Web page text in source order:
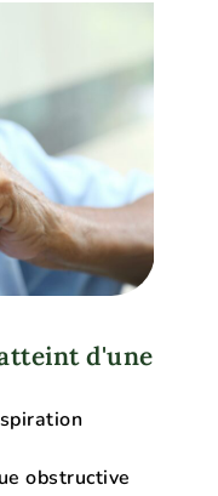
d'une
obstructive